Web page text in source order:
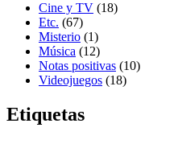
Cine y TV (18)
Etc. (67)
Misterio (1)
Música (12)
Notas positivas (10)
Videojuegos (18)
Etiquetas